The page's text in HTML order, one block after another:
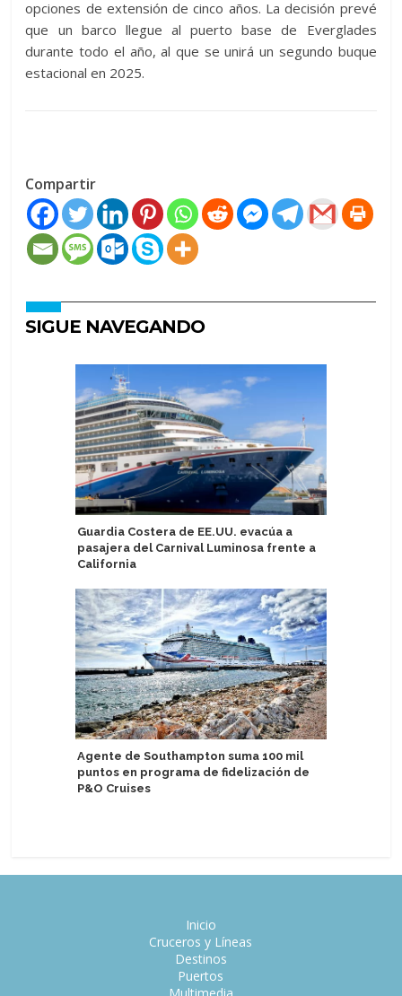
opciones de extensión de cinco años. La decisión prevé
que un barco llegue al puerto base de Everglades
durante todo el año, al que se unirá un segundo buque
estacional en 2025.
Compartir
SIGUE NAVEGANDO
Guardia Costera de EE.UU. evacúa a
pasajera del Carnival Luminosa frente a
California
Agente de Southampton suma 100 mil
puntos en programa de fidelización de
P&O Cruises
Inicio
Cruceros y Líneas
Destinos
Puertos